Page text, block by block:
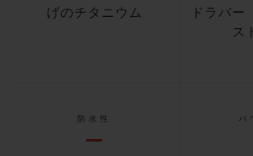
げのチタニウム
ドラバー
ス
防水性
パ